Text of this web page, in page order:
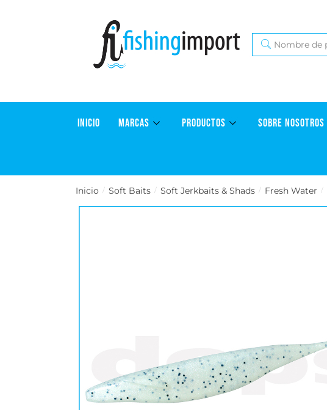
INICIO MARCAS PRODUCTOS SOBRE NOSOTROS
Inicio / Soft Baits / Soft Jerkbaits & Shads / Fresh Water /